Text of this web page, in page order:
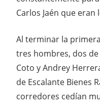
Carlos Jaén que eran
Al terminar la
tres hombres, dos
Coto y Andrey
de Escalante Bienes
corredores cedían